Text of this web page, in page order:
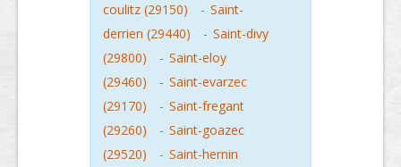
coulitz (29150)
- Saint-
derrien (29440)
- Saint-divy
(29800)
- Saint-eloy
(29460)
- Saint-evarzec
(29170)
- Saint-fregant
(29260)
- Saint-goazec
(29520)
- Saint-hernin